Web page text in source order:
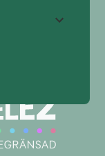
med barn och
sexuell